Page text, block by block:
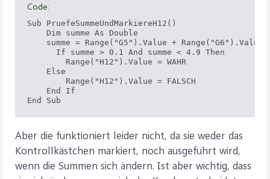
Code:
Sub PruefeSummeUndMarkiereH12()
    Dim summe As Double
summe = Range("G5").Value + Range("G6").Value
      If summe > 0.1 And summe < 4.9 Then
        Range("H12").Value = WAHR
    Else
        Range("H12").Value = FALSCH
    End If
End Sub
Aber die funktioniert leider nicht, da sie weder das
Kontrollkästchen markiert, noch ausgeführt wird,
wenn die Summen sich ändern. Ist aber wichtig, dass